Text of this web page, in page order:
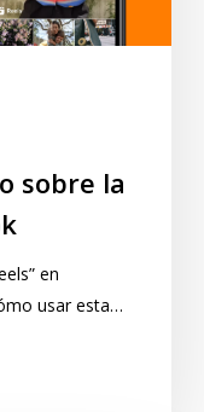
sobre la
en
usar esta…